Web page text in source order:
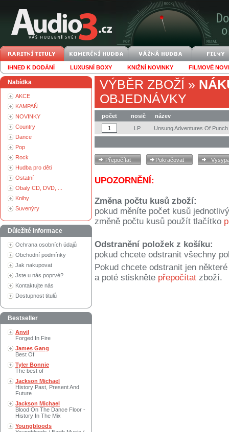
IHNED K DODÁNÍ LUXUSNÍ BOXY KNIŽNÍ NOVINKY FILMOVÉ
Nabídka
AKCE
KAMPAŇ
NOVINKY
Country
Dance
Pop
Rock
Hudba pro děti
Ostatní
Obaly CD, DVD, ...
Knihy
Suvenýry
Důležité informace
Ochrana osobních údajů
Obchodní podmínky
Jak nakupovat
Jste u nás poprvé?
Kontaktujte nás
Dostupnost titulů
Bestseller
Anvil
Forged In Fire
James Gang
Best Of
Tyler Bonnie
The best of
Jackson Michael
History Past, Present And
Future
Jackson Michael
Blood On The Dance Floor -
History In The Mix
Youngbloods
VÝBĚR ZBOŽÍ »
OBJEDNÁVKY
počet nosič
název
LP
Unsung Adventures Of Punch
UPOZORNĚNÍ:
Změna počtu kusů zboží:
pokud měníte počet kusů
změně počtu kusů použít tlačítko
Odstranění položek z košíku:
pokud chcete odstranit všechny
Pokud chcete odstranit jen
a poté stiskněte přepočítat zboží.